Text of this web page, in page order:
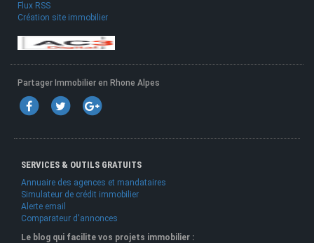
Flux RSS
Création site immobilier
Partager Immobilier en Rhone Alpes
SERVICES & OUTILS GRATUITS
Annuaire des agences et mandataires
Simulateur de crédit immobilier
Alerte email
Comparateur d'annonces
Le blog qui facilite vos projets immobilier :